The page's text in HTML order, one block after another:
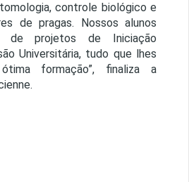
controle biológico e
de pragas. Nossos alunos
de projetos de Iniciação
Universitária, tudo que lhes
formação”, finaliza a